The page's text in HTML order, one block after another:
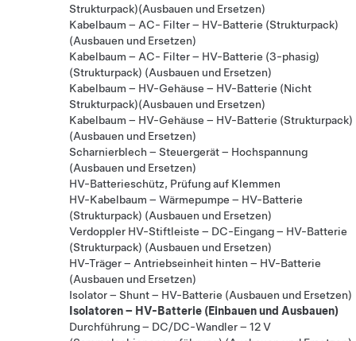
Strukturpack)(Ausbauen und Ersetzen)
Kabelbaum – AC- Filter – HV-Batterie (Strukturpack)
(Ausbauen und Ersetzen)
Kabelbaum – AC- Filter – HV-Batterie (3-phasig)
(Strukturpack) (Ausbauen und Ersetzen)
Kabelbaum – HV-Gehäuse – HV-Batterie (Nicht
Strukturpack)(Ausbauen und Ersetzen)
Kabelbaum – HV-Gehäuse – HV-Batterie (Strukturpack)
(Ausbauen und Ersetzen)
Scharnierblech – Steuergerät – Hochspannung
(Ausbauen und Ersetzen)
HV-Batterieschütz, Prüfung auf Klemmen
HV-Kabelbaum – Wärmepumpe – HV-Batterie
(Strukturpack) (Ausbauen und Ersetzen)
Verdoppler HV-Stiftleiste – DC-Eingang – HV-Batterie
(Strukturpack) (Ausbauen und Ersetzen)
HV-Träger – Antriebseinheit hinten – HV-Batterie
(Ausbauen und Ersetzen)
Isolator – Shunt – HV-Batterie (Ausbauen und Ersetzen)
Isolatoren – HV-Batterie (Einbauen und Ausbauen)
Durchführung – DC/DC-Wandler – 12 V